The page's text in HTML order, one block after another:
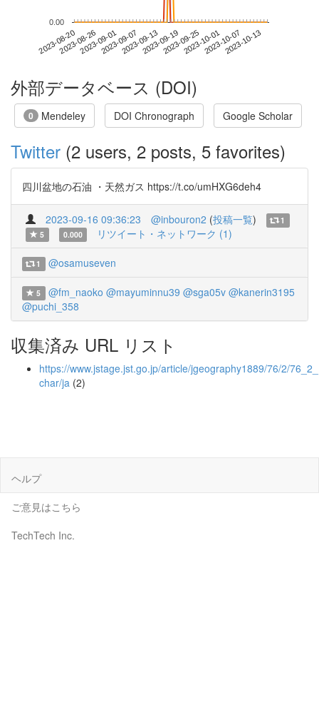
2023-08-202023-08-262023-09-012023-09-072023-09-132023-09-192023-09-252023-10-012023-10-072023-10-13
0.00
外部データベース (DOI)
0 Mendeley DOI Chronograph Google Scholar
Twitter (2 users, 2 posts, 5 favorites)
四川盆地の石油 ・天然ガス https://t.co/umHXG6deh4
2023-09-16 09:36:23 @inbouron2 (投稿一覧)
1
5
0.000 リツイート・ネットワーク (1)
1 @osamuseven
5 @fm_naoko @mayuminnu39 @sga05v @kanerin3195
@puchi_358
収集済み URL リスト
https://www.jstage.jst.go.jp/article/jgeography1889/76/2/
char/ja (2)
ヘルプ
ご意見はこちら
TechTech Inc.